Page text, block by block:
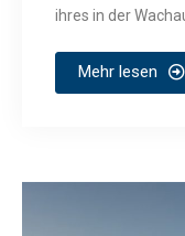
ihres in der
Mehr lesen